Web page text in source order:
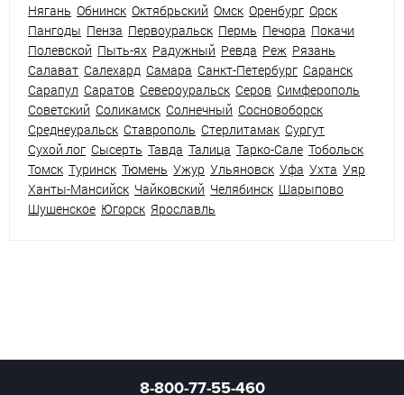
Нягань Обнинск Октябрьский Омск Оренбург Орск
Пангоды Пенза Первоуральск Пермь Печора Покачи
Полевской Пыть-ях Радужный Ревда Реж Рязань
Салават Салехард Самара Санкт-Петербург Саранск
Сарапул Саратов Североуральск Серов Симферополь
Советский Соликамск Солнечный Сосновоборск
Среднеуральск Ставрополь Стерлитамак Сургут
Сухой лог Сысерть Тавда Талица Тарко-Сале Тобольск
Томск Туринск Тюмень Ужур Ульяновск Уфа Ухта Уяр
Ханты-Мансийск Чайковский Челябинск Шарыпово
Шушенское Югорск Ярославль
8-800-77-55-460